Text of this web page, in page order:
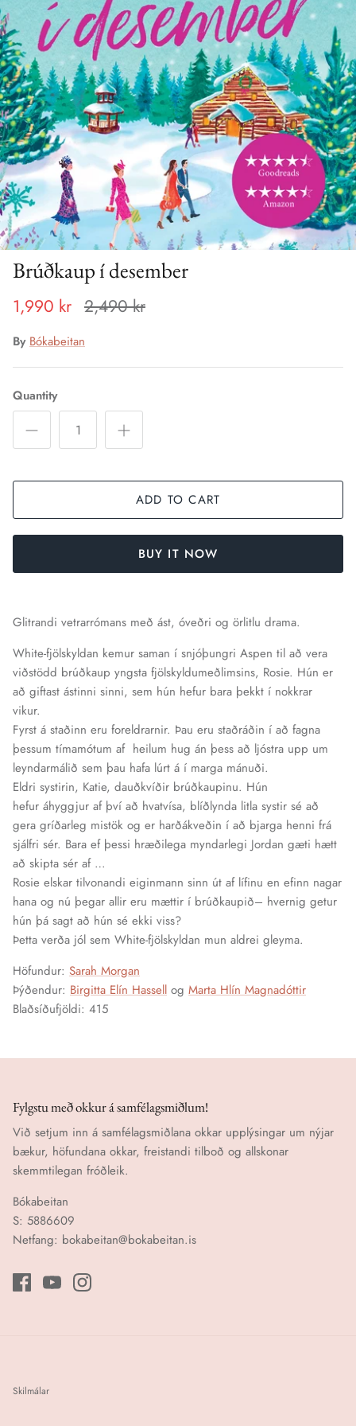
Brúðkaup í desember
1,990 kr 2,490 kr
By Bókabeitan
Quantity
ADD TO CART
BUY IT NOW
Glitrandi vetrarrómans með ást, óveðri og örlitlu drama.
White-fjölskyldan kemur saman í snjóþungri Aspen til að vera
viðstödd brúðkaup yngsta fjölskyldumeðlimsins, Rosie. Hún er
að giftast ástinni sinni, sem hún hefur bara þekkt í nokkrar
vikur.
Fyrst á staðinn eru foreldrarnir. Þau eru staðráðin í að fagna
þessum tímamótum af heilum hug án þess að ljóstra upp um
leyndarmálið sem þau hafa lúrt á í marga mánuði.
Eldri systirin, Katie, dauðkvíðir brúðkaupinu. Hún
hefur áhyggjur af því að hvatvísa, blíðlynda litla systir sé að
gera gríðarleg mistök og er harðákveðin í að bjarga henni frá
sjálfri sér. Bara ef þessi hræðilega myndarlegi Jordan gæti hætt
að skipta sér af …
Rosie elskar tilvonandi eiginmann sinn út af lífinu en efinn nagar
hana og nú þegar allir eru mættir í brúðkaupið– hvernig getur
hún þá sagt að hún sé ekki viss?
Þetta verða jól sem White-fjölskyldan mun aldrei gleyma.
Höfundur: Sarah Morgan
Þýðendur: Birgitta Elín Hassell og Marta Hlín Magnadóttir
Blaðsíðufjöldi: 415
Fylgstu með okkur á samfélagsmiðlum!
Við setjum inn á samfélagsmiðlana okkar upplýsingar um nýjar
bækur, höfundana okkar, freistandi tilboð og allskonar
skemmtilegan fróðleik.
Bókabeitan
S: 5886609
Netfang: bokabeitan@bokabeitan.is
Skilmálar